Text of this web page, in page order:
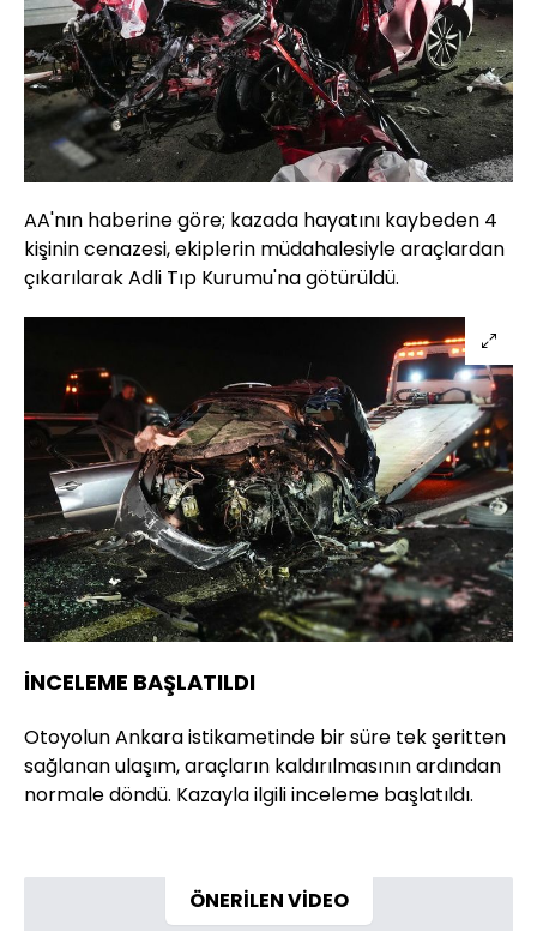
AA'nın haberine göre; kazada hayatını kaybeden 4
kişinin cenazesi, ekiplerin müdahalesiyle araçlardan
çıkarılarak Adli Tıp Kurumu'na götürüldü.
İNCELEME BAŞLATILDI
Otoyolun Ankara istikametinde bir süre tek şeritten
sağlanan ulaşım, araçların kaldırılmasının ardından
normale döndü. Kazayla ilgili inceleme başlatıldı.
ÖNERİLEN VİDEO